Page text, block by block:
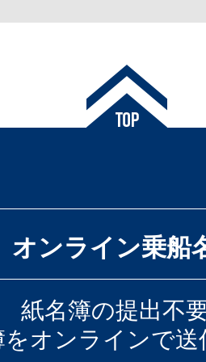
オンライン乗船
紙名簿の提出不
をオンラインで